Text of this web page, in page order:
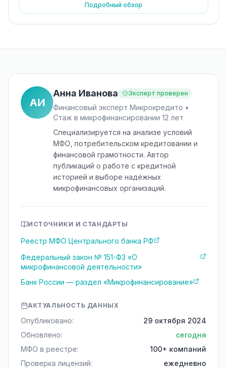
Подробный обзор
АИ
Анна Иванова Эксперт проверен
Финансовый эксперт Микрокредито •
Стаж в микрофинансировании 12 лет
Специализируется на анализе условий
МФО, потребительском кредитовании и
финансовой грамотности. Автор
публикаций о работе с кредитной
историей и выборе надёжных
микрофинансовых организаций.
ИСТОЧНИКИ И СТАНДАРТЫ
Реестр МФО Центрального банка РФ
Федеральный закон № 151-ФЗ «О
микрофинансовой деятельности»
Банк России — раздел «Микрофинансирование»
АКТУАЛЬНОСТЬ ДАННЫХ
Опубликовано:
29 октября 2024
Обновлено:
сегодня
МФО в реестре:
100+ компаний
Проверка лицензий:
ежедневно